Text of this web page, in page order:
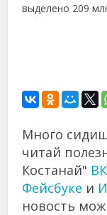
выделено 209
Много
читай
Костанай"
Фейсбуке и
новость